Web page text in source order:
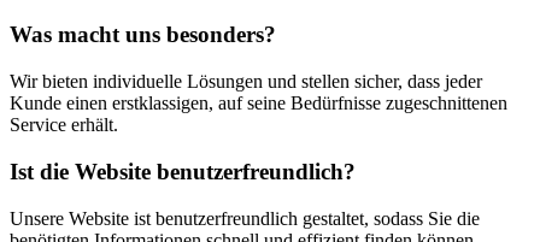
Was macht uns besonders?
Wir bieten individuelle Lösungen und stellen sicher, dass jeder
Kunde einen erstklassigen, auf seine Bedürfnisse zugeschnittenen
Service erhält.
Ist die Website benutzerfreundlich?
Unsere Website ist benutzerfreundlich gestaltet, sodass Sie die